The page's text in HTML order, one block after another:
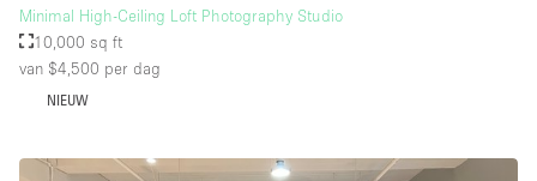
Verlichting
Verwarming
Voorraadkamer
Minimal High-Ceiling Loft Photography Studio
10,000 sq ft
van $4,500 per dag
NIEUW